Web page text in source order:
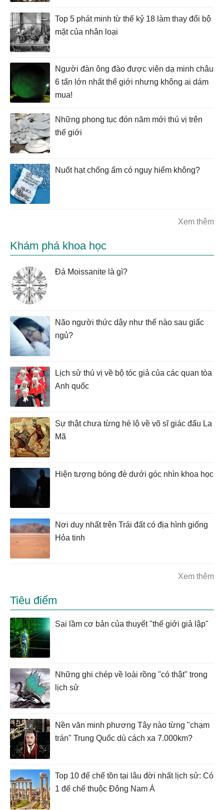
Top 5 phát minh từ thế kỷ 18 làm thay đổi bộ
mặt của nhân loại
Người đàn ông đào được viên dạ minh châu
6 tấn lớn nhất thế giới nhưng không ai dám
mua!
Những phong tục đón năm mới thú vị trên
thế giới
Nuốt hạt chống ẩm có nguy hiểm không?
Xem thêm
Khám phá khoa học
Đá Moissanite là gì?
Não người thức dậy như thế nào sau giấc
ngủ?
Lịch sử thú vị về bộ tóc giả của các quan tòa
Anh quốc
Sự thật chưa từng hé lộ về võ sĩ giác đấu La
Mã
Hiện tượng bóng đè dưới góc nhìn khoa học
Nơi duy nhất trên Trái đất có địa hình giống
Hỏa tinh
Xem thêm
Tiêu điểm
Sai lầm cơ bản của thuyết "thế giới giả lập"
Những ghi chép về loài rồng "có thật" trong
lịch sử
Nền văn minh phương Tây nào từng "chạm
trán" Trung Quốc dù cách xa 7.000km?
Top 10 đế chế tồn tại lâu đời nhất lịch sử: Có
1 đế chế thuộc Đông Nam Á